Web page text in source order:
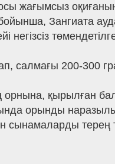
жағымсыз
Зангиата
салмағы 200-
орнына, қырылған
орынды
терең